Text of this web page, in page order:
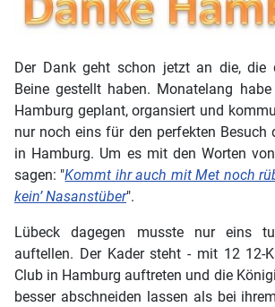
Der Dank geht schon jetzt an die,
Beine gestellt haben. Monatelang
Hamburg geplant, organsiert und
nur noch eins für den perfekten Besuch
in Hamburg. Um es mit den Worten
sagen: "Kommt ihr auch mit Met noch
kein’ Nasanstüber".
Lübeck dagegen musste nur eins
auftellen. Der Kader steht - mit 12 12-
Club in Hamburg auftreten und die
besser abschneiden lassen als bei